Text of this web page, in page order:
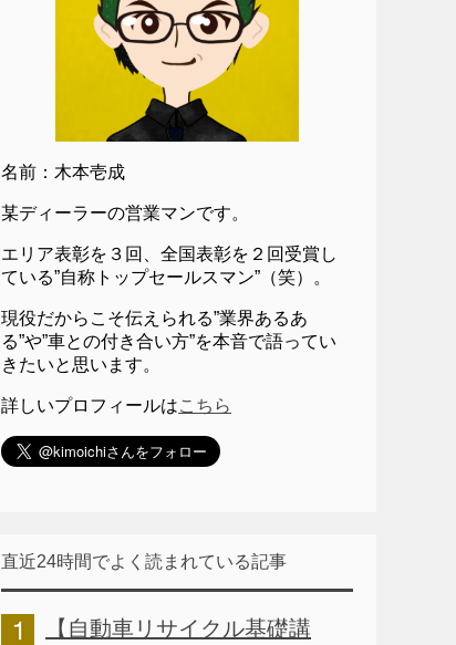
名前：木本壱成
某ディーラーの営業マンです。
エリア表彰を３回、全国表彰を２回受賞し
ている”自称トップセールスマン”（笑）。
現役だからこそ伝えられる”業界あるあ
る”や”車との付き合い方”を本音で語ってい
きたいと思います。
詳しいプロフィールはこちら
直近24時間でよく読まれている記事
【自動車リサイクル基礎講